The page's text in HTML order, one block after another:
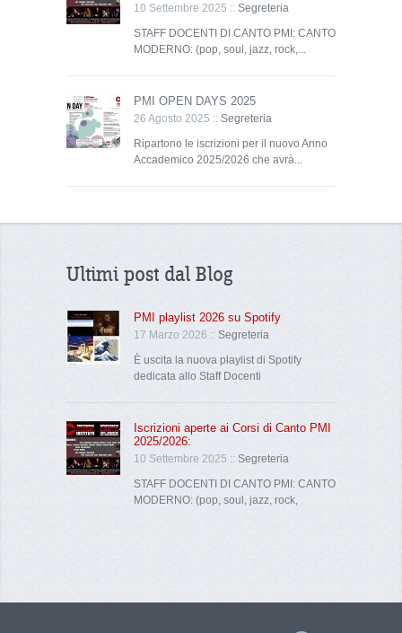
10 Settembre 2025 :: Segreteria
STAFF DOCENTI DI CANTO PMI: CANTO
MODERNO: (pop, soul, jazz, rock,...
PMI OPEN DAYS 2025
26 Agosto 2025 :: Segreteria
Ripartono le iscrizioni per il nuovo Anno
Accademico 2025/2026 che avrà...
Ultimi post dal Blog
PMI playlist 2026 su Spotify
17 Marzo 2026 :: Segreteria
È uscita la nuova playlist di Spotify
dedicata allo Staff Docenti
Iscrizioni aperte ai Corsi di Canto PMI
2025/2026:
10 Settembre 2025 :: Segreteria
STAFF DOCENTI DI CANTO PMI: CANTO
MODERNO: (pop, soul, jazz, rock,